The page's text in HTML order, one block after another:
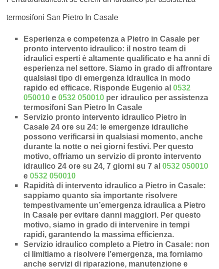
termosifoni San Pietro In Casale
Esperienza e competenza a Pietro in Casale per
pronto intervento idraulico: il nostro team di
idraulici esperti è altamente qualificato e ha anni di
esperienza nel settore. Siamo in grado di affrontare
qualsiasi tipo di emergenza idraulica in modo
rapido ed efficace. Risponde Eugenio al0532
050010 e0532 050010 per idraulico per assistenza
termosifoni San Pietro In Casale
Servizio pronto intervento idraulico Pietro in
Casale 24 ore su 24: le emergenze idrauliche
possono verificarsi in qualsiasi momento, anche
durante la notte o nei giorni festivi. Per questo
motivo, offriamo un servizio di pronto intervento
idraulico 24 ore su 24, 7 giorni su 7 al0532 050010
e0532 050010
Rapidità di intervento idraulico a Pietro in Casale:
sappiamo quanto sia importante risolvere
tempestivamente un’emergenza idraulica a Pietro
in Casale per evitare danni maggiori. Per questo
motivo, siamo in grado di intervenire intempi
rapidi, garantendo la massima efficienza.
Servizio idraulico completo a Pietro in Casale: non
ci limitiamo a risolvere l’emergenza, ma forniamo
ancheservizi di riparazione, manutenzione e